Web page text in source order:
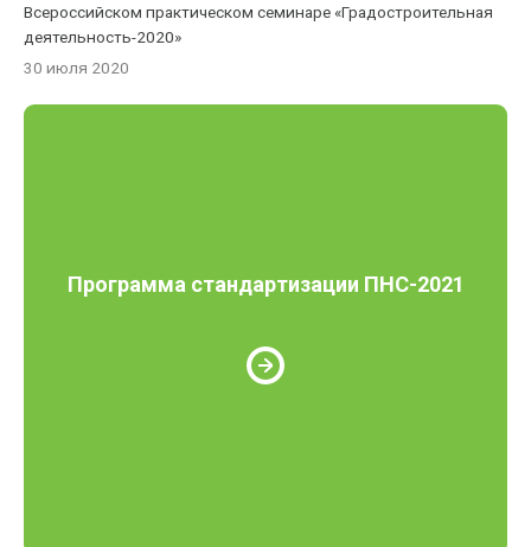
Всероссийском практическом семинаре «Градостроительная
деятельность-2020»
30 июля 2020
Программа стандартизации ПНС-2021